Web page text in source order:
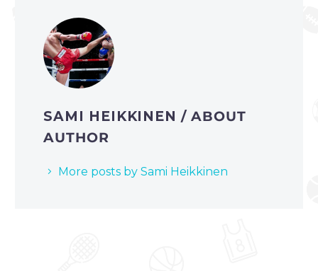
SAMI HEIKKINEN/ ABOUT
AUTHOR
More posts by Sami Heikkinen